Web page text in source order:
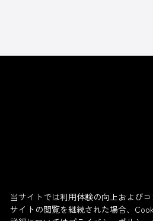
当サイトでは利用体験の向上および
サイトの閲覧を継続された場合、